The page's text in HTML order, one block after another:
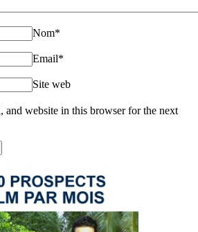
Nom*
Email*
Site web
and website in this browser for the next